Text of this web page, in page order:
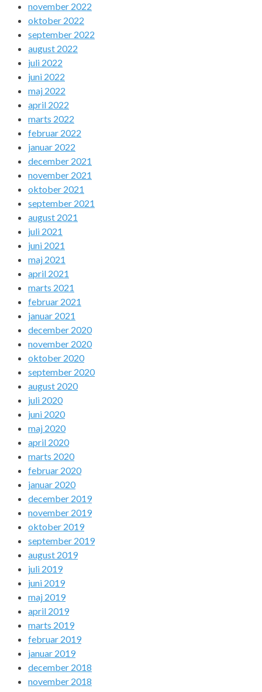
november 2022
oktober 2022
september 2022
august 2022
juli 2022
juni 2022
maj 2022
april 2022
marts 2022
februar 2022
januar 2022
december 2021
november 2021
oktober 2021
september 2021
august 2021
juli 2021
juni 2021
maj 2021
april 2021
marts 2021
februar 2021
januar 2021
december 2020
november 2020
oktober 2020
september 2020
august 2020
juli 2020
juni 2020
maj 2020
april 2020
marts 2020
februar 2020
januar 2020
december 2019
november 2019
oktober 2019
september 2019
august 2019
juli 2019
juni 2019
maj 2019
april 2019
marts 2019
februar 2019
januar 2019
december 2018
november 2018